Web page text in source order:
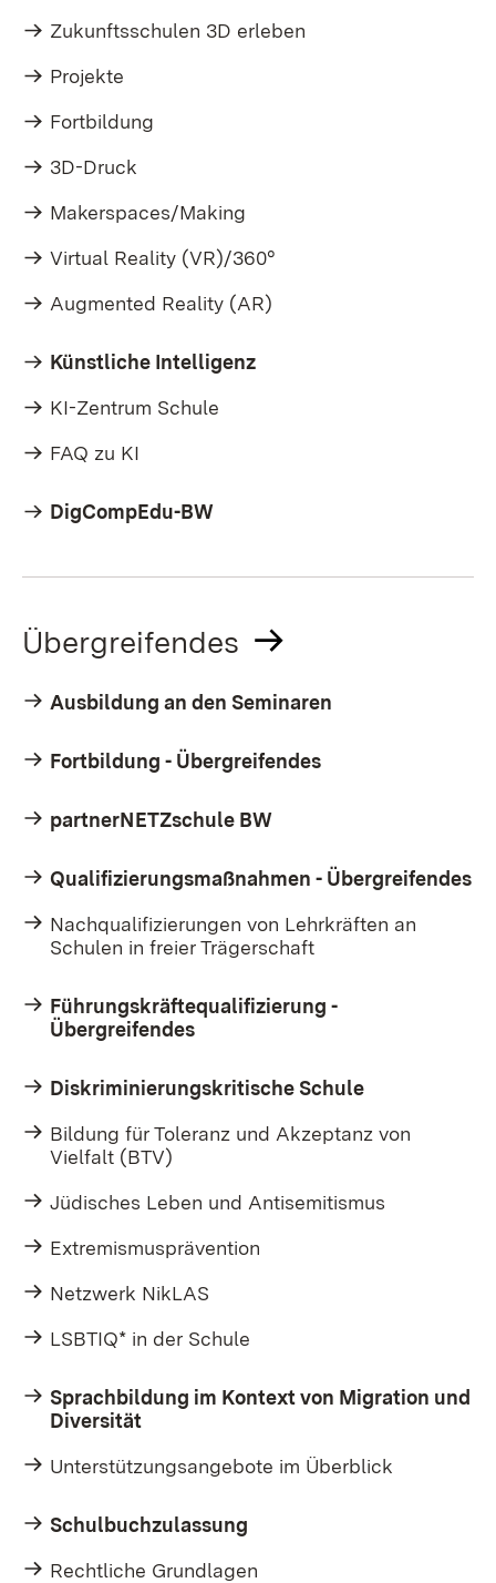
Zukunftsschulen 3D erleben
Projekte
Fortbildung
3D-Druck
Makerspaces/Making
Virtual Reality (VR)/360°
Augmented Reality (AR)
Künstliche Intelligenz
KI-Zentrum Schule
FAQ zu KI
DigCompEdu-BW
Übergreifendes
Ausbildung an den Seminaren
Fortbildung - Übergreifendes
partnerNETZschule BW
Qualifizierungsmaßnahmen - Übergreifendes
Nachqualifizierungen von Lehrkräften an
Schulen in freier Trägerschaft
Führungskräftequalifizierung -
Übergreifendes
Diskriminierungskritische Schule
Bildung für Toleranz und Akzeptanz von
Vielfalt (BTV)
Jüdisches Leben und Antisemitismus
Extremismusprävention
Netzwerk NikLAS
LSBTIQ* in der Schule
Sprachbildung im Kontext von Migration und
Diversität
Unterstützungsangebote im Überblick
Schulbuchzulassung
Rechtliche Grundlagen